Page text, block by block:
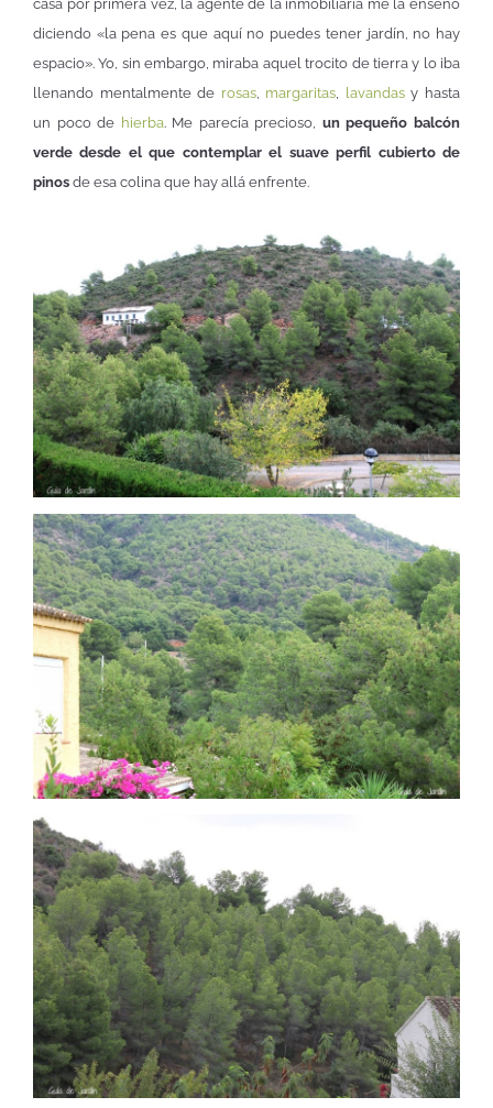
casa por primera vez, la agente de la inmobiliaria me la enseñó
diciendo «la pena es que aquí no puedes tener jardín, no hay
espacio». Yo, sin embargo, miraba aquel trocito de tierra y lo iba
llenando mentalmente de rosas, margaritas, lavandasy hasta
un poco de hierba. Me parecía precioso, un pequeño balcón
verde desde el que contemplar el suave perfil cubierto de
pinos de esa colina que hay allá enfrente.